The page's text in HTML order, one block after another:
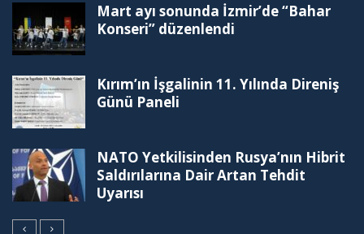
Mart ayı sonunda İzmir’de “Bahar
Konseri” düzenlendi
Kırım’ın İşgalinin 11. Yılında Direniş
Günü Paneli
NATO Yetkilisinden Rusya’nın Hibrit
Saldırılarına Dair Artan Tehdit
Uyarısı